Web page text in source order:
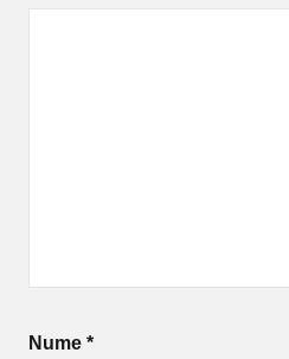
Nume *